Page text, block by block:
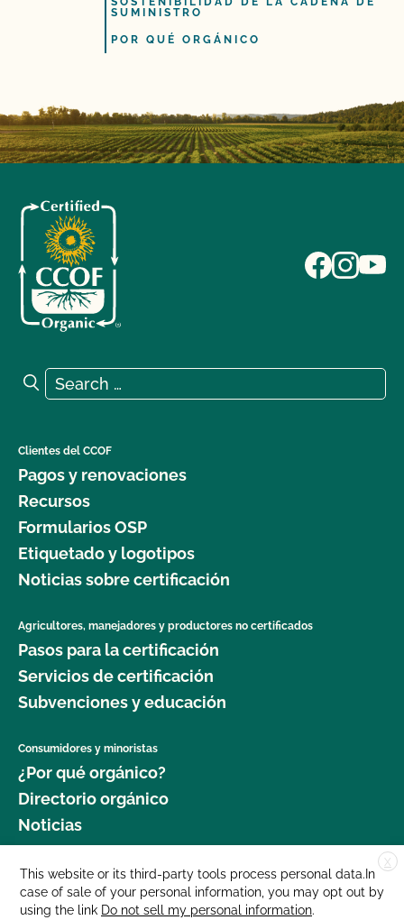
SUMINISTRO
POR QUÉ ORGÁNICO
Search for:
Search
Clientes del CCOF
Pagos y renovaciones
Recursos
Formularios OSP
Etiquetado y logotipos
Noticias sobre certificación
Agricultores, manejadores y productores no certificados
Pasos para la certificación
Servicios de certificación
Subvenciones y educación
Consumidores y minoristas
¿Por qué orgánico?
Directorio orgánico
Noticias
Donar
Carreras profesionales
X
This website or its third-party tools process personal data.In
case of sale of your personal information, you may opt out by
using the link Do not sell my personal information.